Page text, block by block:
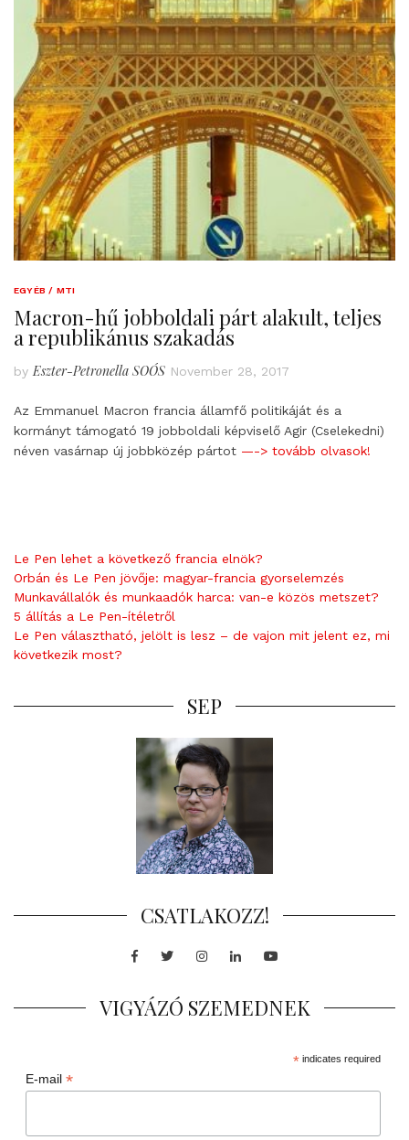
EGYÉB / MTI
Macron-hű jobboldali párt alakult, teljes
a republikánus szakadás
by Eszter-Petronella SOÓS November 28, 2017
Az Emmanuel Macron francia államfő politikáját és a
kormányt támogató 19 jobboldali képviselő Agir (Cselekedni)
néven vasárnap új jobbközép pártot —-> tovább olvasok!
Le Pen lehet a következő francia elnök?
Orbán és Le Pen jövője: magyar-francia gyorselemzés
Munkavállalók és munkaadók harca: van-e közös metszet?
5 állítás a Le Pen-ítéletről
Le Pen választható, jelölt is lesz – de vajon mit jelent ez, mi
következik most?
SEP
CSATLAKOZZ!
Facebook
TwitterInstagram
LinkedInYoutube
VIGYÁZÓ SZEMEDNEK
*indicates required
E-mail *